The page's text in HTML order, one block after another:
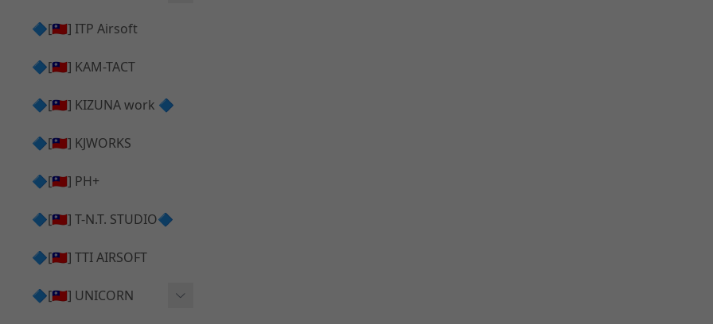
Hi-capa 上半外觀
Hi-capa 內部升級
G5 原廠零件
G17 GEN.3 原廠零件
AR ⧸ M4 GBB 升級套件
Hi-Capa 維修零件
ICS 成槍
🔷[🇹🇼] ITP Airsoft
🔷[🇹🇼] KAM-TACT
🔷[🇹🇼] KIZUNA work 🔷
🔷[🇹🇼] KJWORKS
🔷[🇹🇼] PH+
🔷[🇹🇼] T-N.T. STUDIO🔷
🔷[🇹🇼] TTI AIRSOFT
🔷[🇹🇼] UNICORN